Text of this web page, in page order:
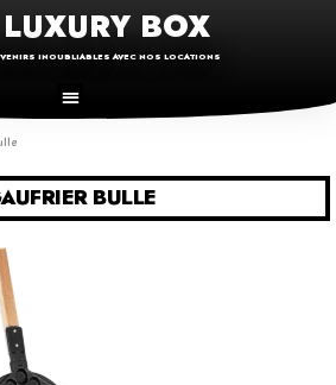
BOX
INOUBLIABLES AVEC NOS LOCATIONS
BULLE